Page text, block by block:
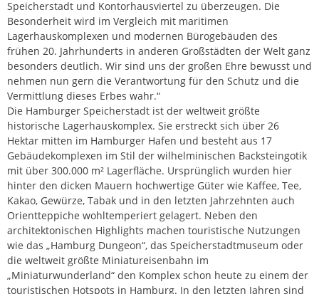
Speicherstadt und Kontorhausviertel zu überzeugen. Die
Besonderheit wird im Vergleich mit maritimen
Lagerhauskomplexen und modernen Bürogebäuden des
frühen 20. Jahrhunderts in anderen Großstädten der Welt ganz
besonders deutlich. Wir sind uns der großen Ehre bewusst und
nehmen nun gern die Verantwortung für den Schutz und die
Vermittlung dieses Erbes wahr.“
Die Hamburger Speicherstadt ist der weltweit größte
historische Lagerhauskomplex. Sie erstreckt sich über 26
Hektar mitten im Hamburger Hafen und besteht aus 17
Gebäudekomplexen im Stil der wilhelminischen Backsteingotik
mit über 300.000 m² Lagerfläche. Ursprünglich wurden hier
hinter den dicken Mauern hochwertige Güter wie Kaffee, Tee,
Kakao, Gewürze, Tabak und in den letzten Jahrzehnten auch
Orientteppiche wohltemperiert gelagert. Neben den
architektonischen Highlights machen touristische Nutzungen
wie das „Hamburg Dungeon“, das Speicherstadtmuseum oder
die weltweit größte Miniatureisenbahn im
„Miniaturwunderland“ den Komplex schon heute zu einem der
touristischen Hotspots in Hamburg. In den letzten Jahren sind